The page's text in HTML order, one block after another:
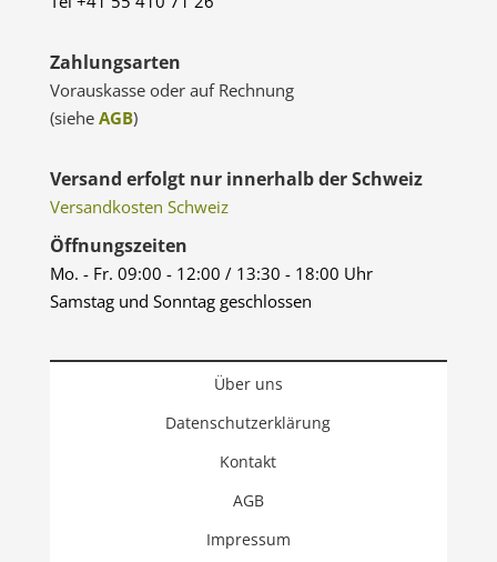
Zahlungsarten
Vorauskasse oder auf Rechnung
(siehe AGB)
Versand erfolgt nur innerhalb der Schweiz
Versandkosten Schweiz
Öffnungszeiten
Mo. - Fr. 09:00 - 12:00 / 13:30 - 18:00 Uhr
Samstag und Sonntag geschlossen
Über uns
Datenschutzerklärung
Kontakt
AGB
Impressum